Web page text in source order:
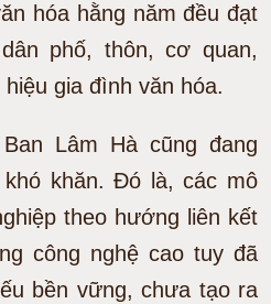
hóa hằng năm đều đạt
phố, thôn, cơ quan,
gia đình văn hóa.
Lâm Hà cũng đang
khăn. Đó là, các mô
theo hướng liên kết
công nghệ cao tuy đã
bền vững, chưa tạo ra